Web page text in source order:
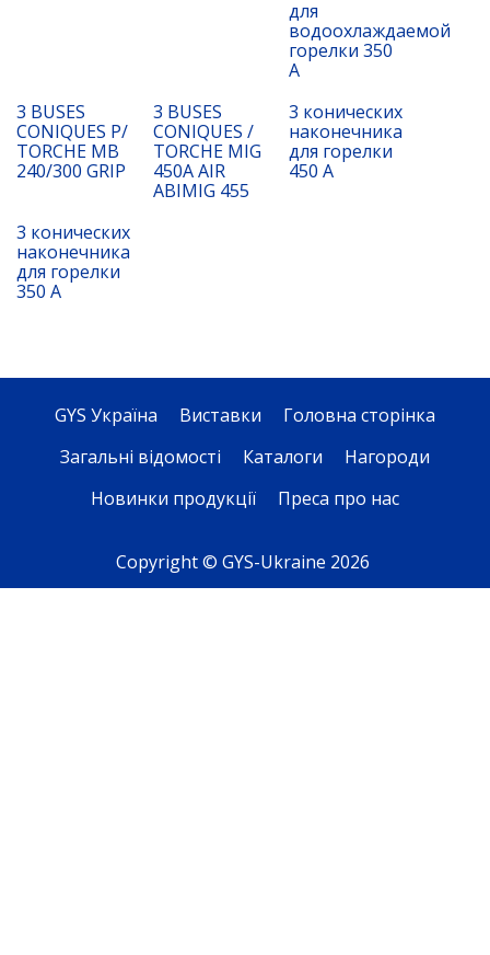
для
водоохлаждаемой
горелки 350
А
3 BUSES
CONIQUES P/
TORCHE MB
240/300 GRIP
3 BUSES
CONIQUES /
TORCHE MIG
450A AIR
ABIMIG 455
3 конических
наконечника
для горелки
450 A
3 конических
наконечника
для горелки
350 A
GYS Україна Виставки
Головна сторінка
Загальні відомості
Каталоги
Нагороди
Новинки продукції
Преса про нас
Copyright © GYS-Ukraine 2026